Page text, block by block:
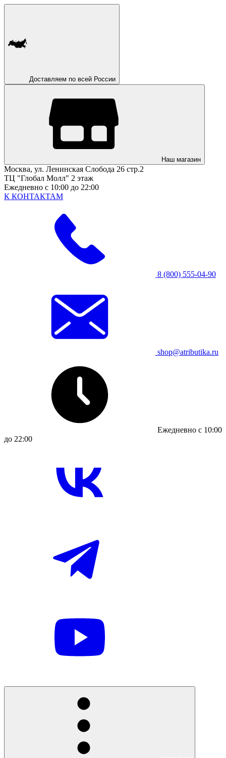
Доставляем по всей России
Наш магазин
Москва, ул. Ленинская Слобода 26 стр.2
ТЦ "Глобал Молл" 2 этаж
Ежедневно с 10:00 до 22:00
К КОНТАКТАМ
8 (800) 555-04-90
shop@atributika.ru
Ежедневно с 10:00
до 22:00